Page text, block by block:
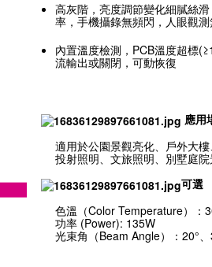
高灰階，亮度調節變化細膩絲
率，手機攝錄無頻閃，人眼觀
內置溫度檢測，PCB溫度超標
流輸出或關閉，可動恢復
應用
適用於公園景觀亮化、戶外大
投射照明、文旅照明、別墅庭
可選
色溫（Color Temperature）：
功率 (Power): 135W
光束角（Beam Angle）：20°